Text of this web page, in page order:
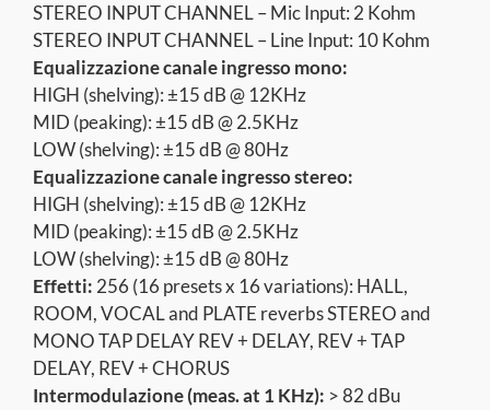
STEREO INPUT CHANNEL – Mic Input: 2 Kohm
STEREO INPUT CHANNEL – Line Input: 10 Kohm
Equalizzazione canale ingresso mono:
HIGH (shelving): ±15 dB @ 12KHz
MID (peaking): ±15 dB @ 2.5KHz
LOW (shelving): ±15 dB @ 80Hz
Equalizzazione canale ingresso stereo:
HIGH (shelving): ±15 dB @ 12KHz
MID (peaking): ±15 dB @ 2.5KHz
LOW (shelving): ±15 dB @ 80Hz
Effetti: 256 (16 presets x 16 variations): HALL,
ROOM, VOCAL and PLATE reverbs STEREO and
MONO TAP DELAY REV + DELAY, REV + TAP
DELAY, REV + CHORUS
Intermodulazione (meas. at 1 KHz): > 82 dBu